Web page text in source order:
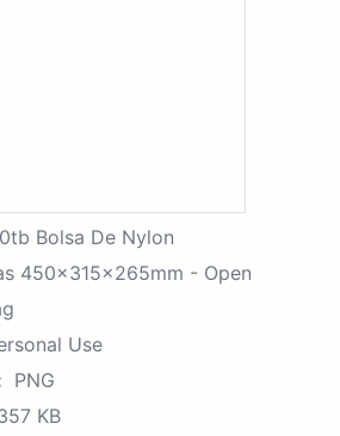
Bolsa De Nylon
450x315x265mm - Open
Use
PNG
KB